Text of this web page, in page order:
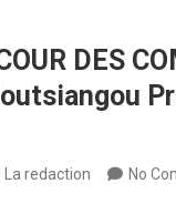
DES
La redaction No